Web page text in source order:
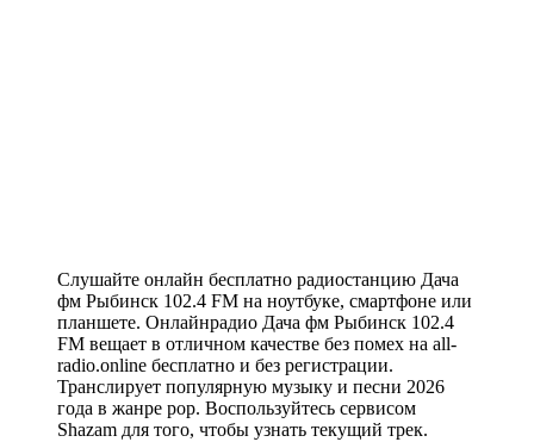
Слушайте онлайн бесплатно радиостанцию Дача
фм Рыбинск 102.4 FM на ноутбуке, смартфоне или
планшете. Онлайнрадио Дача фм Рыбинск 102.4
FM вещает в отличном качестве без помех на all-
radio.online бесплатно и без регистрации.
Транслирует популярную музыку и песни 2026
года в жанре pop. Воспользуйтесь сервисом
Shazam для того, чтобы узнать текущий трек.